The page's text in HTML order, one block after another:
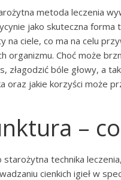
metoda leczenia
jako skuteczna forma
na ciele, co ma na celu
organizmu. Choć może
złagodzić bóle głowy, a
oraz jakie korzyści może
–
starożytna technika
cienkich igieł w